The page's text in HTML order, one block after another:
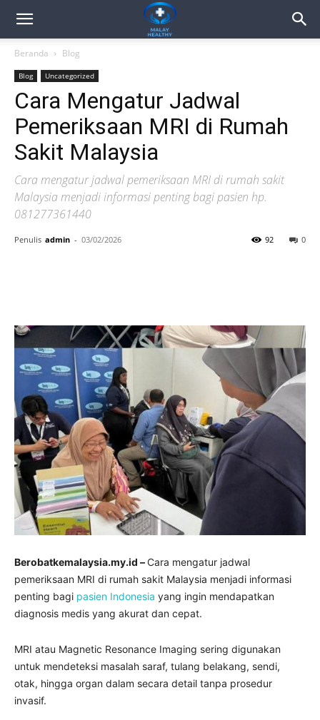
Beranda Blog
Blog Uncategorized
Cara Mengatur Jadwal
Pemeriksaan MRI di Rumah
Sakit Malaysia
Cara mengatur jadwal pemeriksaan MRI di rumah sakit
Malaysia menjadi informasi penting bagi pasien hp.
081277361440
Penulis admin - 03/02/2026 0
92
Berobatkemalaysia.my.id –Cara mengatur jadwal
pemeriksaan MRI di rumah sakit Malaysia menjadi informasi
penting bagi pasien Indonesia yang ingin mendapatkan
diagnosis medis yang akurat dan cepat.
MRI atau Magnetic Resonance Imaging sering digunakan
untuk mendeteksi masalah saraf, tulang belakang, sendi,
otak, hingga organ dalam secara detail tanpa prosedur
invasif.